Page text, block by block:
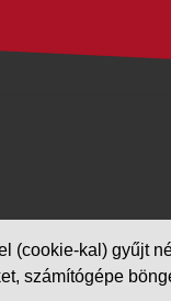
kal) gyűjt
számítógépe